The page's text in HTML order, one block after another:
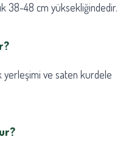
38-48 cm yüksekliğindedir.
yerleşimi ve saten kurdele